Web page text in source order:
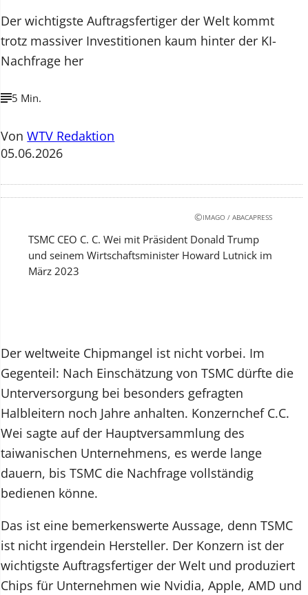
Der wichtigste Auftragsfertiger der Welt kommt
trotz massiver Investitionen kaum hinter der KI-
Nachfrage her
5 Min.
VonWTV Redaktion
05.06.2026
©IMAGO / ABACAPRESS
TSMC CEO C. C. Wei mit Präsident Donald Trump
und seinem Wirtschaftsminister Howard Lutnick im
März 2023
Der weltweite Chipmangel ist nicht vorbei. Im
Gegenteil: Nach Einschätzung von TSMC dürfte die
Unterversorgung bei besonders gefragten
Halbleitern noch Jahre anhalten. Konzernchef C.C.
Wei sagte auf der Hauptversammlung des
taiwanischen Unternehmens, es werde lange
dauern, bis TSMC die Nachfrage vollständig
bedienen könne.
Das ist eine bemerkenswerte Aussage, denn TSMC
ist nicht irgendein Hersteller. Der Konzern ist der
wichtigste Auftragsfertiger der Welt und produziert
Chips für Unternehmen wie Nvidia, Apple, AMD und